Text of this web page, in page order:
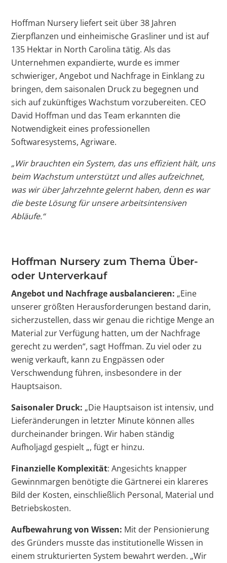
Hoffman Nursery liefert seit über 38 Jahren
Zierpflanzen und einheimische Grasliner und ist auf
135 Hektar in North Carolina tätig. Als das
Unternehmen expandierte, wurde es immer
schwieriger, Angebot und Nachfrage in Einklang zu
bringen, dem saisonalen Druck zu begegnen und
sich auf zukünftiges Wachstum vorzubereiten. CEO
David Hoffman und das Team erkannten die
Notwendigkeit eines professionellen
Softwaresystems, Agriware.
„Wir brauchten ein System, das uns effizient hält, uns
beim Wachstum unterstützt und alles aufzeichnet,
was wir über Jahrzehnte gelernt haben, denn es war
die beste Lösung für unsere arbeitsintensiven
Abläufe.“
Hoffman Nursery zum Thema Über-
oder Unterverkauf
Angebot und Nachfrage ausbalancieren: „Eine
unserer größten Herausforderungen bestand darin,
sicherzustellen, dass wir genau die richtige Menge an
Material zur Verfügung hatten, um der Nachfrage
gerecht zu werden“, sagt Hoffman. Zu viel oder zu
wenig verkauft, kann zu Engpässen oder
Verschwendung führen, insbesondere in der
Hauptsaison.
Saisonaler Druck: „Die Hauptsaison ist intensiv, und
Lieferänderungen in letzter Minute können alles
durcheinander bringen. Wir haben ständig
Aufholjagd gespielt „, fügt er hinzu.
Finanzielle Komplexität: Angesichts knapper
Gewinnmargen benötigte die Gärtnerei ein klareres
Bild der Kosten, einschließlich Personal, Material und
Betriebskosten.
Aufbewahrung von Wissen: Mit der Pensionierung
des Gründers musste das institutionelle Wissen in
einem strukturierten System bewahrt werden. „Wir